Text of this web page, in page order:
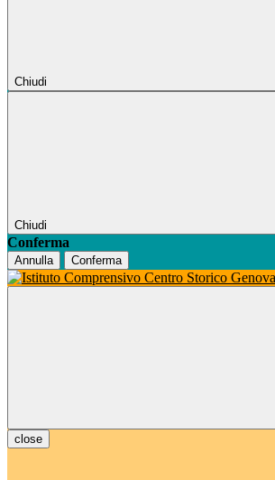
Chiudi
Chiudi
Conferma
Annulla Conferma
close